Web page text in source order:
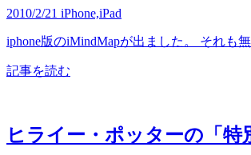
2010/2/21 iPhone,iPad
iphone版のiMindMapが出ました。 それも
記事を読む
ヒライー・ポッターの「特